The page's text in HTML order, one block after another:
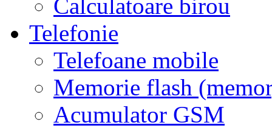
Calculatoare birou
Telefonie
Telefoane mobile
Memorie flash
Acumulator GSM